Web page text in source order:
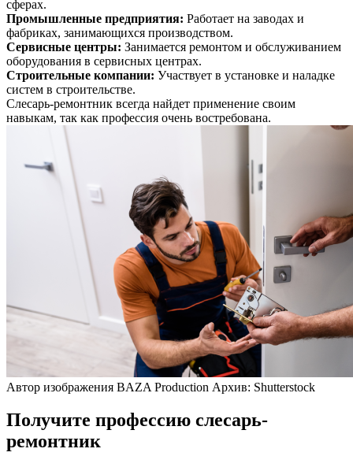
сферах.
Промышленные предприятия: Работает на заводах и
фабриках, занимающихся производством.
Сервисные центры: Занимается ремонтом и обслуживанием
оборудования в сервисных центрах.
Строительные компании: Участвует в установке и наладке
систем в строительстве.
Слесарь-ремонтник всегда найдет применение своим
навыкам, так как профессия очень востребована.
Автор изображения BAZA Production Архив: Shutterstock
Получите профессию слесарь-
ремонтник